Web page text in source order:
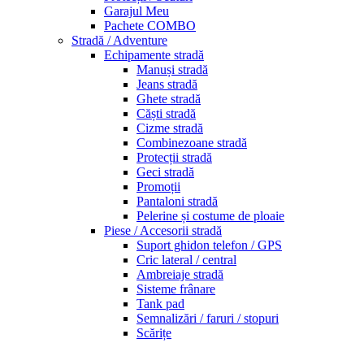
Garajul Meu
Pachete COMBO
Stradă / Adventure
Echipamente stradă
Manuși stradă
Jeans stradă
Ghete stradă
Căști stradă
Cizme stradă
Combinezoane stradă
Protecții stradă
Geci stradă
Promoții
Pantaloni stradă
Pelerine și costume de ploaie
Piese / Accesorii stradă
Suport ghidon telefon / GPS
Cric lateral / central
Ambreiaje stradă
Sisteme frânare
Tank pad
Semnalizări / faruri / stopuri
Scărițe